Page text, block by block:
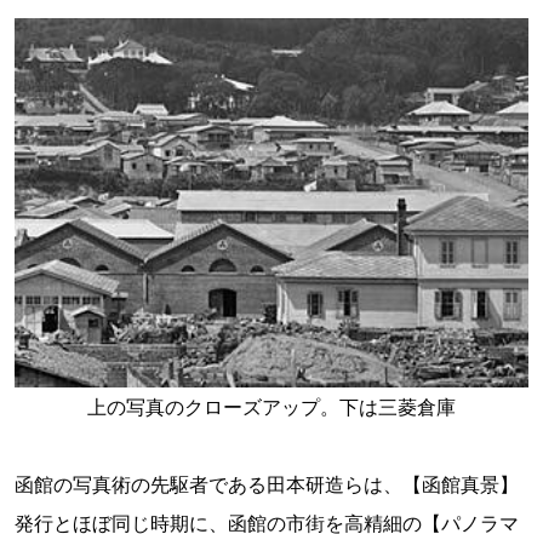
上の写真のクローズアップ。下は三菱倉庫
函館の写真術の先駆者である田本研造らは、【函館真景】
発行とほぼ同じ時期に、函館の市街を高精細の【パノラマ